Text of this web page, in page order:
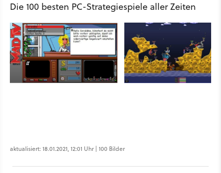
Die 100 besten PC-Strategiespiele aller Zeiten
aktualisiert: 18.01.2021, 12:01 Uhr | 100 Bilder